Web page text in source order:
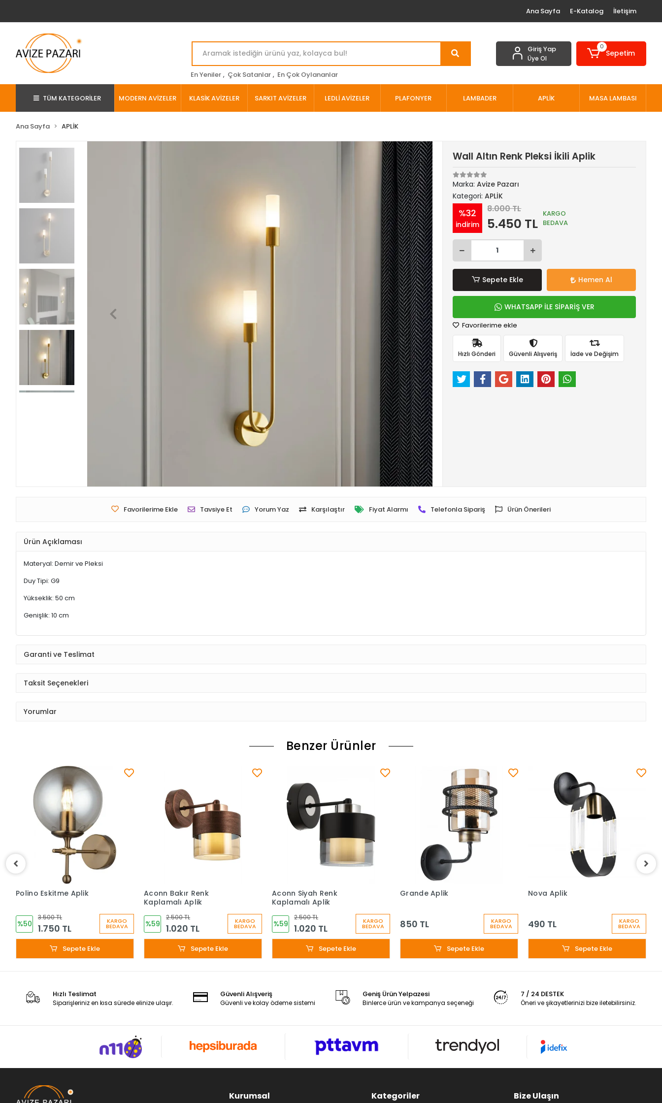
Ana Sayfa E-Katalog İletişim
En Yeniler , Çok Satanlar , En Çok Oylananlar
Giriş Yap
Üye Ol
0
Sepetim
TÜM KATEGORİLER MODERN AVİZELER KLASİK AVİZELER SARKIT AVİZELER LEDLİ AVİZELER PLAFONYER LAMBADER APLİK MASA LAMBASI
Ana Sayfa APLİK
Wall Altın Renk Pleksi İkili Aplik
Marka:Avize Pazarı
Kategori:APLİK
%32
indirim
8.000 TL
5.450 TL
KARGO
BEDAVA
Sepete Ekle Hemen Al
WHATSAPP İLE SİPARİŞ VER
Favorilerime ekle
Hızlı Gönderi Güvenli Alışveriş İade ve Değişim
Favorilerime Ekle Tavsiye Et Yorum Yaz Karşılaştır Fiyat Alarmı Telefonla Sipariş Ürün Önerileri
Ürün Açıklaması
Materyal: Demir ve Pleksi
Duy Tipi: G9
Yükseklik: 50 cm
Genişlik: 10 cm
Garanti ve Teslimat
Taksit Seçenekleri
Yorumlar
Benzer Ürünler
Polino Eskitme Aplik
%50
3.500 TL
1.750 TL
KARGO
BEDAVA
Sepete Ekle
Aconn Bakır Renk
Kaplamalı Aplik
%59
2.500 TL
1.020 TL
KARGO
BEDAVA
Sepete Ekle
Aconn Siyah Renk
Kaplamalı Aplik
%59
2.500 TL
1.020 TL
KARGO
BEDAVA
Sepete Ekle
Grande Aplik
850 TL KARGO
BEDAVA
Sepete Ekle
Nova Aplik
490 TL KARGO
BEDAVA
Sepete Ekle
Hızlı Teslimat
Siparişleriniz en kısa sürede elinize ulaşır.
Güvenli Alışveriş
Güvenli ve kolay ödeme sistemi
Geniş Ürün Yelpazesi
Binlerce ürün ve kampanya seçeneği
7 / 24 DESTEK
Öneri ve şikayetlerinizi bize iletebilirsiniz.
Kurumsal Kategoriler Bize Ulaşın